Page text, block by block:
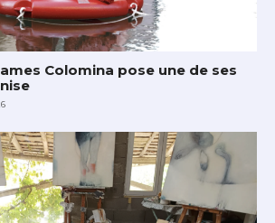
Colomina pose une de ses